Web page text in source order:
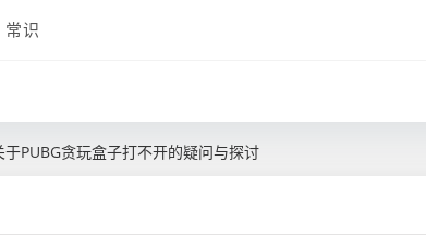
常识
于PUBG贪玩盒子打不开的疑问与探讨